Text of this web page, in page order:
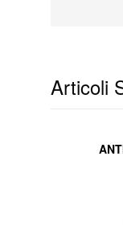
Articoli